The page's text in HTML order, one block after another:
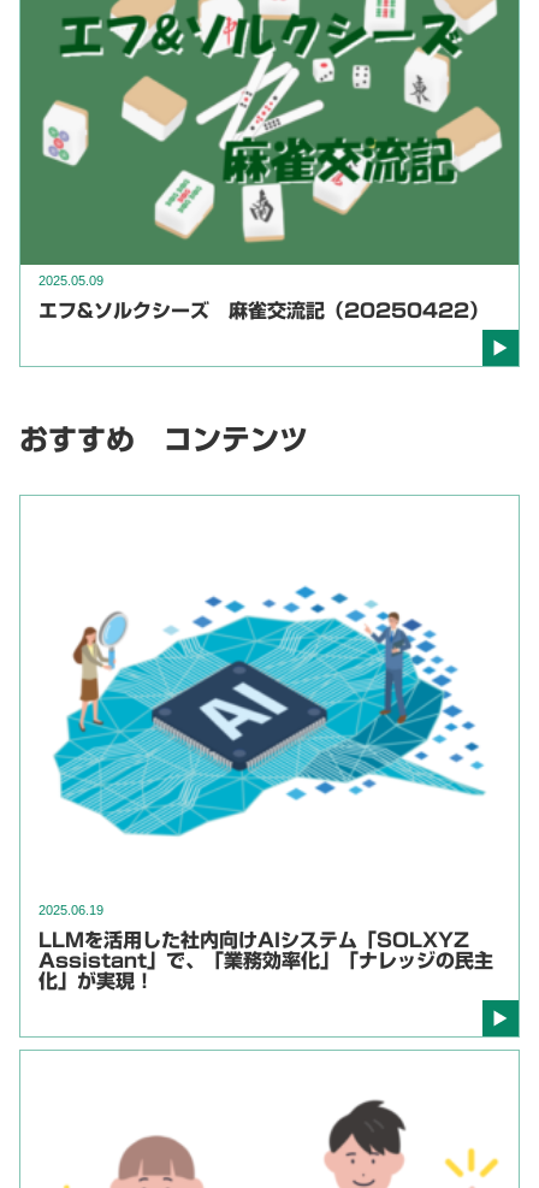
2025.05.09
エフ&ソルクシーズ 麻雀交流記（20250422）
おすすめ コンテンツ
2025.06.19
LLMを活用した社内向けAIシステム「SOLXYZ
Assistant」で、「業務効率化」「ナレッジの民主
化」が実現！